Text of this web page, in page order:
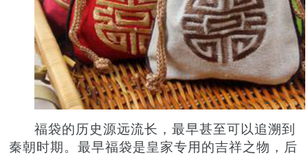
福袋的历史源远流长，最早甚至可以追溯到
秦朝时期。最早福袋是皇家专用的吉祥之物，后